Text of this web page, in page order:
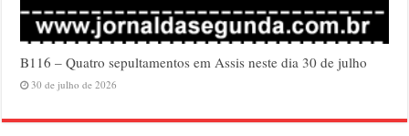
B116 – Quatro sepultamentos em Assis neste dia 30 de julho
30 de julho de 2026